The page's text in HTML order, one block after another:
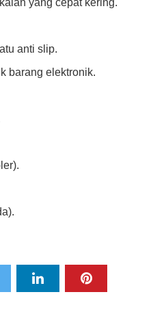
anti slip.
barang elektronik.